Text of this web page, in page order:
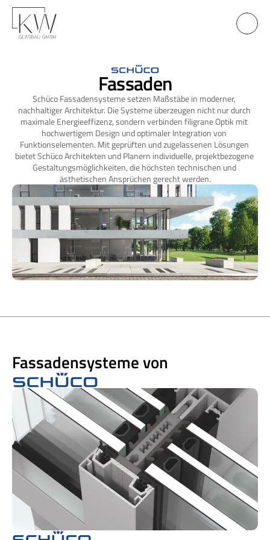
Fassaden
Schüco Fassadensysteme setzen Maßstäbe in moderner,
nachhaltiger Architektur. Die Systeme überzeugen nicht nur durch
maximale Energieeffizenz, sondern verbinden filigrane Optik mit
hochwertigem Design und optimaler Integration von
Funktionselementen. Mit geprüften und zugelassenen Lösungen
bietet Schüco Architekten und Planern individuelle, projektbezogene
Gestaltungsmöglichkeiten, die höchsten technischen und
ästhetischen Ansprüchen gerecht werden.
Fassadensysteme von